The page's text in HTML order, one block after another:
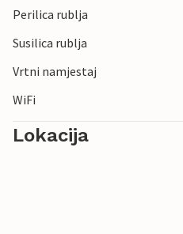
Perilica rublja
Susilica rublja
Vrtni namjestaj
WiFi
Lokacija